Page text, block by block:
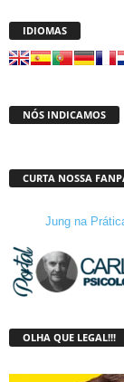
IDIOMAS
NÓS INDICAMOS
CURTA NOSSA
Jung na
OLHA QUE LEGAL!!!